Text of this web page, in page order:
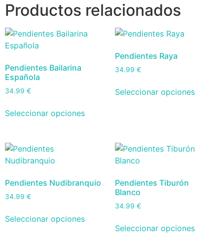
Productos relacionados
Pendientes Bailarina
Española
34.99 €
Seleccionar opciones
Pendientes Raya
34.99 €
Seleccionar opciones
Pendientes Nudibranquio
34.99 €
Seleccionar opciones
Pendientes Tiburón
Blanco
34.99 €
Seleccionar opciones